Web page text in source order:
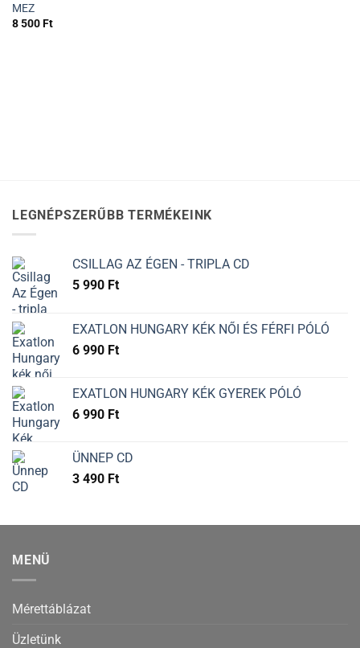
MEZ
8 500Ft
LEGNÉPSZERŰBB TERMÉKEINK
CSILLAG AZ ÉGEN - TRIPLA CD
5 990 Ft
EXATLON HUNGARY KÉK NŐI ÉS FÉRFI PÓLÓ
6 990 Ft
EXATLON HUNGARY KÉK GYEREK PÓLÓ
6 990 Ft
ÜNNEP CD
3 490 Ft
MENÜ
Mérettáblázat
Üzletünk